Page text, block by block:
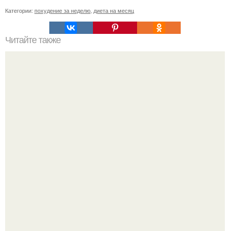
Категории: похудение за неделю диета на месяц
Читайте также